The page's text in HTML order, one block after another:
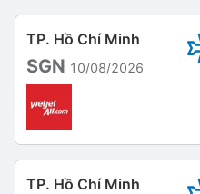
TP. Hồ Chí Minh
SGN 10/08/2026
TP. Hồ Chí Minh